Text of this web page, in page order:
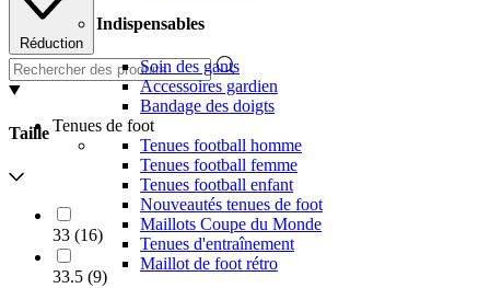
Indispensables
Soin des gants
Accessoires gardien
Bandage des doigts
Tenues de foot
Tenues football homme
Tenues football femme
Tenues football enfant
Nouveautés tenues de foot
Maillots Coupe du Monde
Tenues d'entraînement
Maillot de foot rétro
Réduction
Taille
33 (16)
33.5 (9)